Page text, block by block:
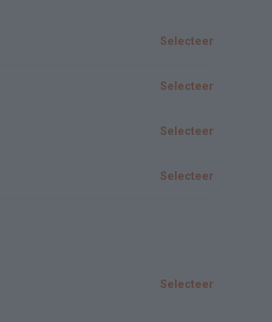
Selecteer
Selecteer
Selecteer
Selecteer
Selecteer